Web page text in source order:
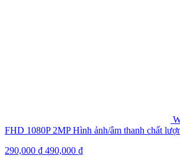
FHD 1080P 2MP Hình ảnh/âm thanh chất
290,000 ₫ 490,000 ₫